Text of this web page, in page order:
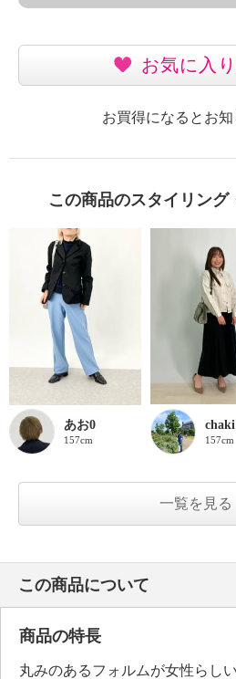
お気に入
お買得になるとお
この商品のスタイリング
あお0
157cm
chaki
157cm
一覧を見る
この商品について
商品の特長
丸みのあるフォルムが女性らし